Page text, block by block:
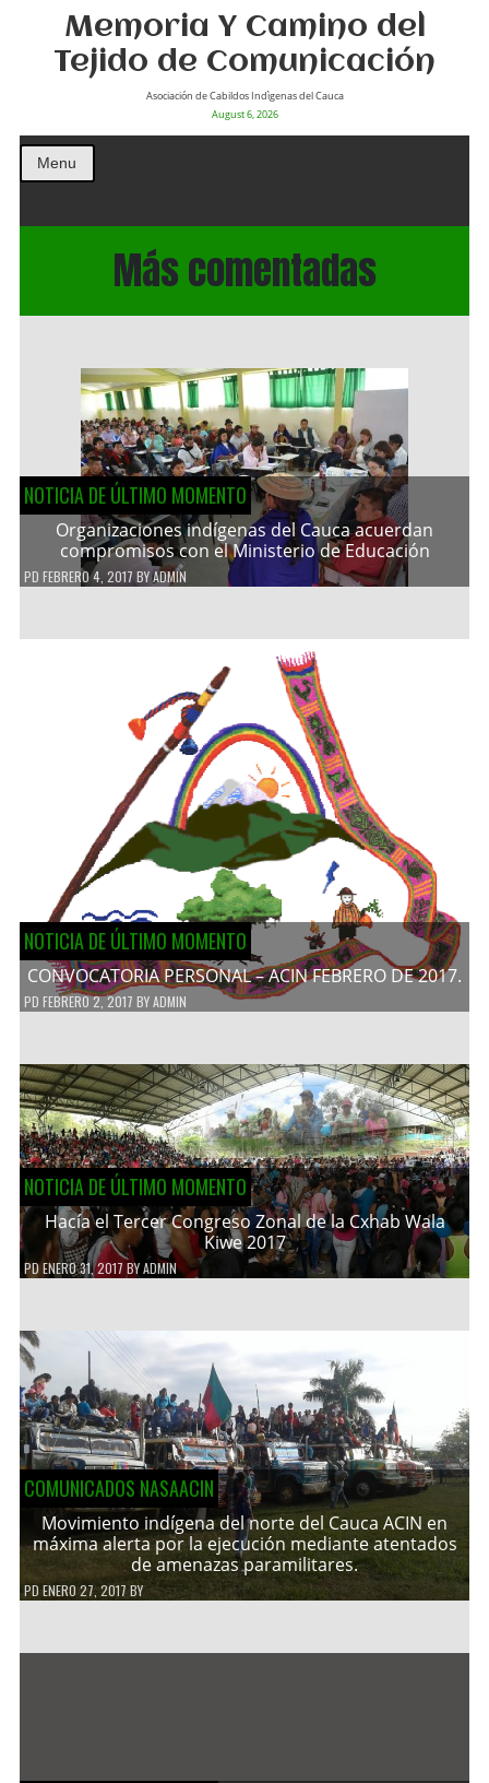
Memoria Y Camino del
Tejido de Comunicación
Asociación de Cabildos Indìgenas del Cauca
August 6, 2026
Menu
Más comentadas
NOTICIA DE ÚLTIMO MOMENTO
Organizaciones indígenas del Cauca acuerdan
compromisos con el Ministerio de Educación
PD FEBRERO 4, 2017 BYADMIN
NOTICIA DE ÚLTIMO MOMENTO
CONVOCATORIA PERSONAL – ACIN FEBRERO DE 2017.
PD FEBRERO 2, 2017 BYADMIN
NOTICIA DE ÚLTIMO MOMENTO
Hacía el Tercer Congreso Zonal de la Cxhab Wala
Kiwe 2017
PDENERO 31, 2017 BYADMIN
COMUNICADOS NASAACIN
Movimiento indígena del norte del Cauca ACIN en
máxima alerta por la ejecución mediante atentados
de amenazas paramilitares.
PDENERO 27, 2017 BY